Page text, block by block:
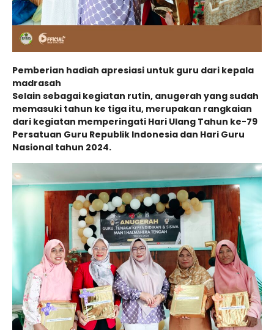
Pemberian hadiah apresiasi untuk guru dari kepala
madrasah
Selain sebagai kegiatan rutin, anugerah yang sudah
memasuki tahun ke tiga itu, merupakan rangkaian
dari kegiatan memperingati Hari Ulang Tahun ke-79
Persatuan Guru Republik Indonesia dan Hari Guru
Nasional tahun 2024.